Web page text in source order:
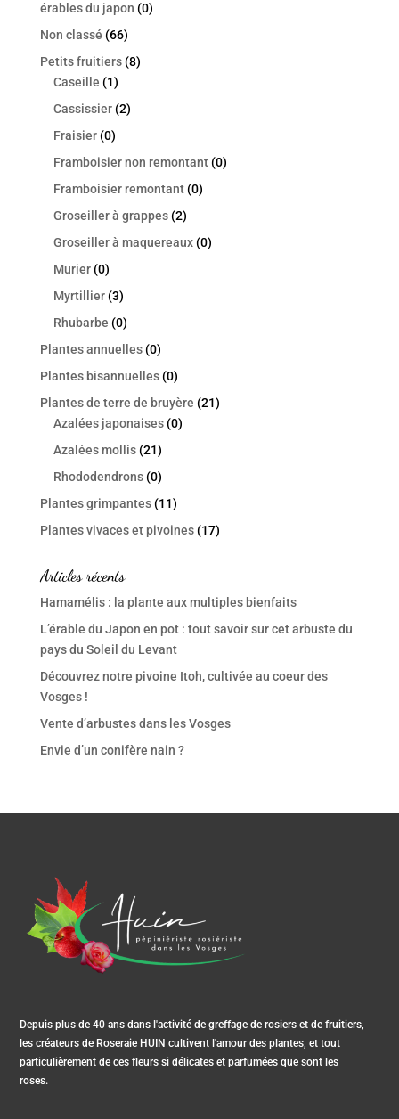
érables du japon (0)
Non classé (66)
Petits fruitiers (8)
Caseille (1)
Cassissier (2)
Fraisier (0)
Framboisier non remontant (0)
Framboisier remontant (0)
Groseiller à grappes (2)
Groseiller à maquereaux (0)
Murier (0)
Myrtillier (3)
Rhubarbe (0)
Plantes annuelles (0)
Plantes bisannuelles (0)
Plantes de terre de bruyère (21)
Azalées japonaises (0)
Azalées mollis (21)
Rhododendrons (0)
Plantes grimpantes (11)
Plantes vivaces et pivoines (17)
Articles récents
Hamamélis : la plante aux multiples bienfaits
L’érable du Japon en pot : tout savoir sur cet arbuste du
pays du Soleil du Levant
Découvrez notre pivoine Itoh, cultivée au coeur des
Vosges !
Vente d’arbustes dans les Vosges
Envie d’un conifère nain ?
Depuis plus de 40 ans dans l'activité de greffage de rosiers et de fruitiers,
les créateurs de Roseraie HUIN cultivent l'amour des plantes, et tout
particulièrement de ces fleurs si délicates et parfumées que sont les
roses.